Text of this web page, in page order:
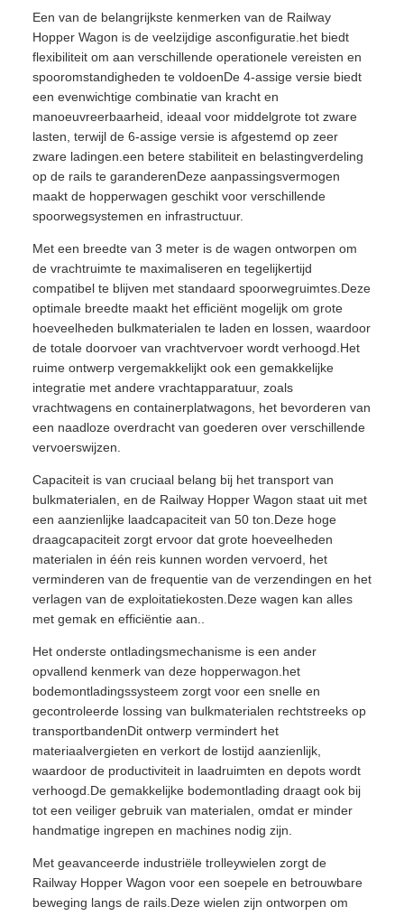
Een van de belangrijkste kenmerken van de Railway
Hopper Wagon is de veelzijdige asconfiguratie.het biedt
flexibiliteit om aan verschillende operationele vereisten en
spooromstandigheden te voldoenDe 4-assige versie biedt
een evenwichtige combinatie van kracht en
manoeuvreerbaarheid, ideaal voor middelgrote tot zware
lasten, terwijl de 6-assige versie is afgestemd op zeer
zware ladingen.een betere stabiliteit en belastingverdeling
op de rails te garanderenDeze aanpassingsvermogen
maakt de hopperwagen geschikt voor verschillende
spoorwegsystemen en infrastructuur.
Met een breedte van 3 meter is de wagen ontworpen om
de vrachtruimte te maximaliseren en tegelijkertijd
compatibel te blijven met standaard spoorwegruimtes.Deze
optimale breedte maakt het efficiënt mogelijk om grote
hoeveelheden bulkmaterialen te laden en lossen, waardoor
de totale doorvoer van vrachtvervoer wordt verhoogd.Het
ruime ontwerp vergemakkelijkt ook een gemakkelijke
integratie met andere vrachtapparatuur, zoals
vrachtwagens en containerplatwagons, het bevorderen van
een naadloze overdracht van goederen over verschillende
vervoerswijzen.
Capaciteit is van cruciaal belang bij het transport van
bulkmaterialen, en de Railway Hopper Wagon staat uit met
een aanzienlijke laadcapaciteit van 50 ton.Deze hoge
draagcapaciteit zorgt ervoor dat grote hoeveelheden
materialen in één reis kunnen worden vervoerd, het
verminderen van de frequentie van de verzendingen en het
verlagen van de exploitatiekosten.Deze wagen kan alles
met gemak en efficiëntie aan..
Het onderste ontladingsmechanisme is een ander
opvallend kenmerk van deze hopperwagon.het
bodemontladingssysteem zorgt voor een snelle en
gecontroleerde lossing van bulkmaterialen rechtstreeks op
transportbandenDit ontwerp vermindert het
materiaalvergieten en verkort de lostijd aanzienlijk,
waardoor de productiviteit in laadruimten en depots wordt
verhoogd.De gemakkelijke bodemontlading draagt ook bij
tot een veiliger gebruik van materialen, omdat er minder
handmatige ingrepen en machines nodig zijn.
Met geavanceerde industriële trolleywielen zorgt de
Railway Hopper Wagon voor een soepele en betrouwbare
beweging langs de rails.Deze wielen zijn ontworpen om